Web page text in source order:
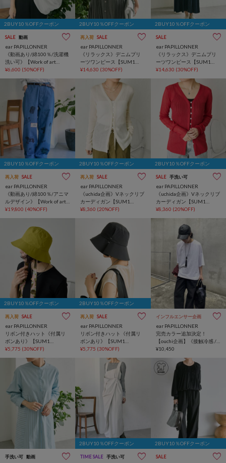
2BUY10％OFFクーポン
SALE 動画
ear PAPILLONNER
《動画あり/綿100％/洗濯機
洗い可》【Work of art
Kendai×SUM1 STYLE】別注
¥6,600 (50%OFF)
2BUY10％OFFクーポン
再入荷 SALE
ear PAPILLONNER
《リラックス》デニムプリ
ーツワンピース【SUM1
STYLE(スミスタイル)】
¥14,630 (30%OFF)
2BUY10％OFFクーポン
SALE
ear PAPILLONNER
《リラックス》デニムプリ
ーツワンピース【SUM1
STYLE(スミスタイル)】
¥14,630 (30%OFF)
2BUY10％OFFクーポン
再入荷 SALE
ear PAPILLONNER
《動画あり/綿100％/アニマ
ルデザイン》【Work of art
Kendai×SUM1 STYLE】別注
¥19,800 (40%OFF)
2BUY10％OFFクーポン
再入荷 SALE
ear PAPILLONNER
《uchida企画》Vネックリブ
カーディガン【SUM1
STYLE(スミスタイル)】
¥8,360 (20%OFF)
2BUY10％OFFクーポン
SALE 手洗い可
ear PAPILLONNER
《uchida企画》Vネックリブ
カーディガン【SUM1
STYLE(スミスタイル)】
¥8,360 (20%OFF)
2BUY10％OFFクーポン
再入荷 SALE
ear PAPILLONNER
リボン付きハット《付属リ
ボンあり》【SUM1
STYLE(スミスタイル)】
¥5,775 (30%OFF)
2BUY10％OFFクーポン
再入荷 SALE
ear PAPILLONNER
リボン付きハット《付属リ
ボンあり》【SUM1
STYLE(スミスタイル)】
¥5,775 (30%OFF)
インフルエンサー企画
ear PAPILLONNER
完売カラー追加決定！
【ouchi企画】《接触冷感 /
速乾 /UV加工》コラボTシャ
イル)】
¥10,450
手洗い可 動画
2BUY10％OFFクーポン
TIME SALE 手洗い可
2BUY10％OFFクーポン
SALE